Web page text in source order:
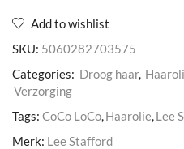
Add to wishlist
SKU: 5060282703575
Categories: Droog haar,
Verzorging
Tags: CoCo LoCo,Haarolie,Lee
Merk: Lee Stafford